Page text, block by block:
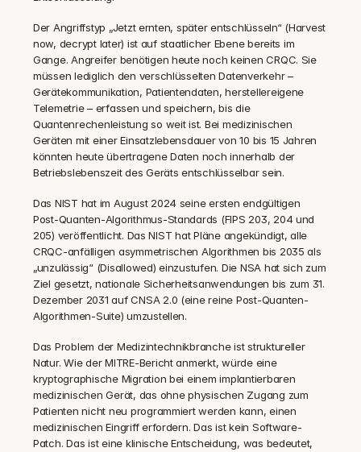
Der Angriffstyp „Jetzt ernten, später entschlüsseln“ (Harvest
now, decrypt later) ist auf staatlicher Ebene bereits im
Gange. Angreifer benötigen heute noch keinen CRQC. Sie
müssen lediglich den verschlüsselten Datenverkehr –
Gerätekommunikation, Patientendaten, herstellereigene
Telemetrie – erfassen und speichern, bis die
Quantenrechenleistung so weit ist. Bei medizinischen
Geräten mit einer Einsatzlebensdauer von 10 bis 15 Jahren
könnten heute übertragene Daten noch innerhalb der
Betriebslebenszeit des Geräts entschlüsselbar sein.
Das NIST hat im August 2024 seine ersten endgültigen
Post-Quanten-Algorithmus-Standards (FIPS 203, 204 und
205) veröffentlicht. Das NIST hat Pläne angekündigt, alle
CRQC-anfälligen asymmetrischen Algorithmen bis 2035 als
„unzulässig“ (Disallowed) einzustufen. Die NSA hat sich zum
Ziel gesetzt, nationale Sicherheitsanwendungen bis zum 31.
Dezember 2031 auf CNSA 2.0 (eine reine Post-Quanten-
Algorithmen-Suite) umzustellen.
Das Problem der Medizintechnikbranche ist struktureller
Natur. Wie der MITRE-Bericht anmerkt, würde eine
kryptographische Migration bei einem implantierbaren
medizinischen Gerät, das ohne physischen Zugang zum
Patienten nicht neu programmiert werden kann, einen
medizinischen Eingriff erfordern. Das ist kein Software-
Patch. Das ist eine klinische Entscheidung, was bedeutet,